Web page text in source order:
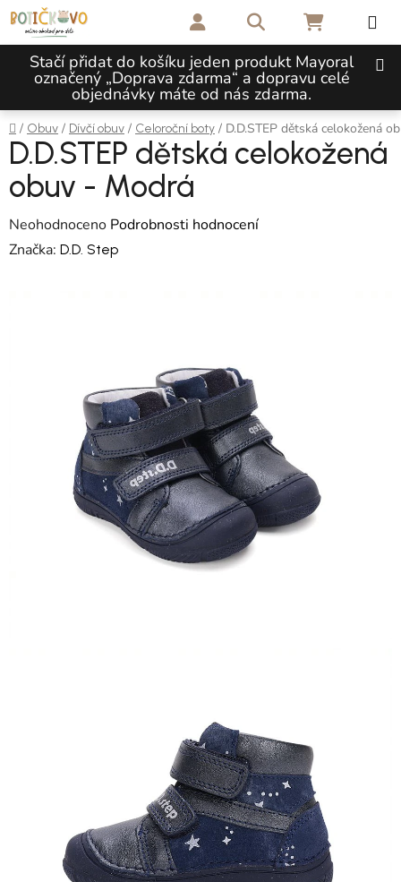
Přejít na obsah
Stačí přidat do košíku jeden produkt Mayoral
označený „Doprava zdarma“ a dopravu celé
objednávky máte od nás zdarma.
Hledat NÁKUPNÍ
Domů
/ Obuv / Dívčí obuv / Celoroční boty / D.D.STEP dětská celokožená
D.D.STEP dětská celokožená
obuv - Modrá
Průměrné hodnocení produktu je 0,0 z 5 hvězdiček.
Neohodnoceno Podrobnosti hodnocení
Značka: D.D. Step